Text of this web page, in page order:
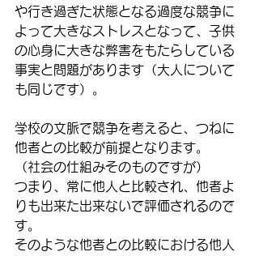
や行き過ぎた状態となる過度な競争に
よって大きなストレスとなって、子供
の心身に大きな弊害をもたらしている
事実と問題があります（大人について
も同じです）。
学校の文脈で競争を考えると、つねに
他者との比較が前提となります。
（社会の仕組みそのものですが）
つまり、常に他人と比較され、他者よ
りも出来た出来ないで評価されるので
す。
そのような他者との比較における他人